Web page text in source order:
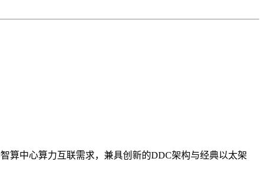
算中心算力互联需求，兼具创新的DDC架构与经典以太架